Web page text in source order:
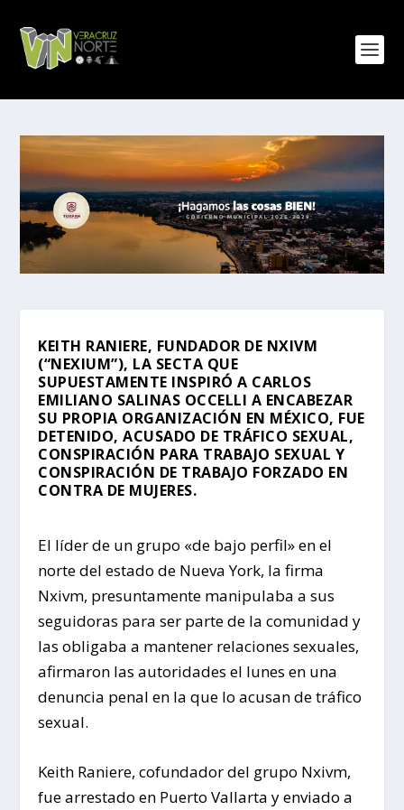
KEITH RANIERE, FUNDADOR DE NXIVM
(“NEXIUM”), LA SECTA QUE
SUPUESTAMENTE INSPIRÓ A CARLOS
EMILIANO SALINAS OCCELLI A ENCABEZAR
SU PROPIA ORGANIZACIÓN EN MÉXICO, FUE
DETENIDO, ACUSADO DE TRÁFICO SEXUAL,
CONSPIRACIÓN PARA TRABAJO SEXUAL Y
CONSPIRACIÓN DE TRABAJO FORZADO EN
CONTRA DE MUJERES.
El líder de un grupo «de bajo perfil» en el
norte del estado de Nueva York, la firma
Nxivm, presuntamente manipulaba a sus
seguidoras para ser parte de la comunidad y
las obligaba a mantener relaciones sexuales,
afirmaron las autoridades el lunes en una
denuncia penal en la que lo acusan de tráfico
sexual.
Keith Raniere, cofundador del grupo Nxivm,
fue arrestado en Puerto Vallarta y enviado a